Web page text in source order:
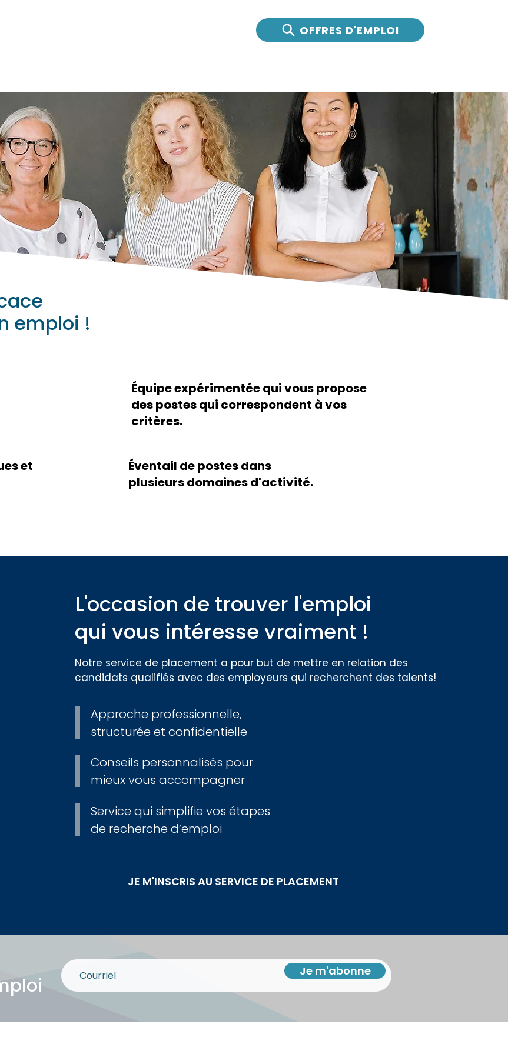
OFFRES D'EMPLOI
emploi !
et
Équipe expérimentée qui vous propose
des postes qui correspondent à vos
critères.
Éventail de postes dans
plusieurs domaines d'activité.
L'occasion de trouver l'emploi
qui vous intéresse vraiment !
Notre service de placement a pour but de mettre en relation des
candidats qualifiés avec des employeurs qui recherchent des talents!
Approche professionnelle,
structurée et confidentielle
Conseils personnalisés pour
mieux vous accompagner
Service qui simplifie vos étapes
de recherche d’emploi
JE M'INSCRIS AU SERVICE DE PLACEMENT
Je m'abonne